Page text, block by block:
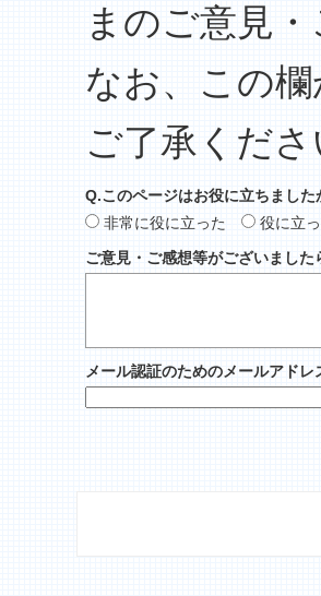
まのご意見
なお、この
ご了承くださ
Q.このページはお役に立ちました
非常に役に立った
役に立
ご意見・ご感想等がございまし
メール認証のためのメールアドレ